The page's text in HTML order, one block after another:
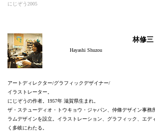
にじぞう2005
林修三
Hayashi Shuzou
アートディレクター/グラフィックデザイナー/
イラストレーター。
にじぞうの作者。1957年 滋賀県生まれ。
ザ・ステューディオ・トウキョウ・ジャパン、仲條デザイン事務
ラムデザインを設立。イラストレーション、グラフィック、エデ
く多岐にわたる。